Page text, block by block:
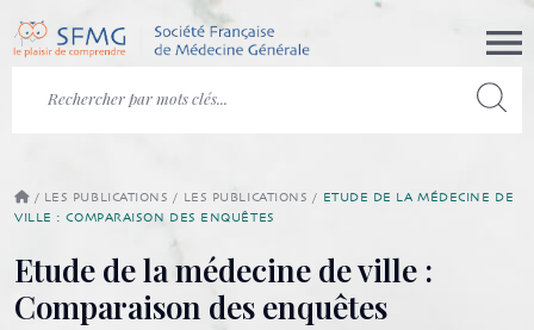
/ LES PUBLICATIONS / LES PUBLICATIONS / ETUDE DE LA MÉDECINE DE
VILLE : COMPARAISON DES ENQUÊTES
Etude de la médecine de ville :
Comparaison des enquêtes